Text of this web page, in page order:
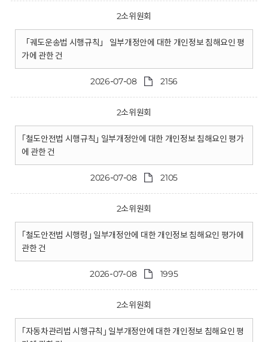
2소위원회
「궤도운송법 시행규칙」 일부개정안에 대한 개인정보 침해요인 평
가에 관한 건
2026-07-08 2156
2소위원회
｢철도안전법 시행규칙｣ 일부개정안에 대한 개인정보 침해요인 평가
에 관한 건
2026-07-08 2105
2소위원회
｢철도안전법 시행령｣ 일부개정안에 대한 개인정보 침해요인 평가에
관한 건
2026-07-08 1995
2소위원회
｢자동차관리법 시행규칙｣ 일부개정안에 대한 개인정보 침해요인 평